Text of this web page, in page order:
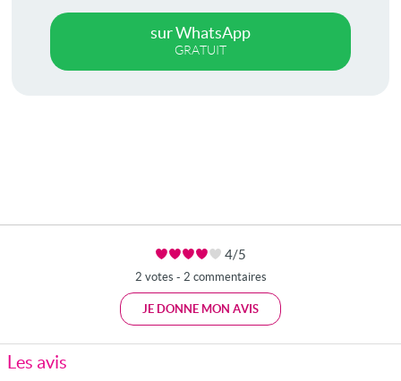
sur WhatsApp
GRATUIT
4/5
2 votes - 2 commentaires
JE DONNE MON AVIS
Les avis